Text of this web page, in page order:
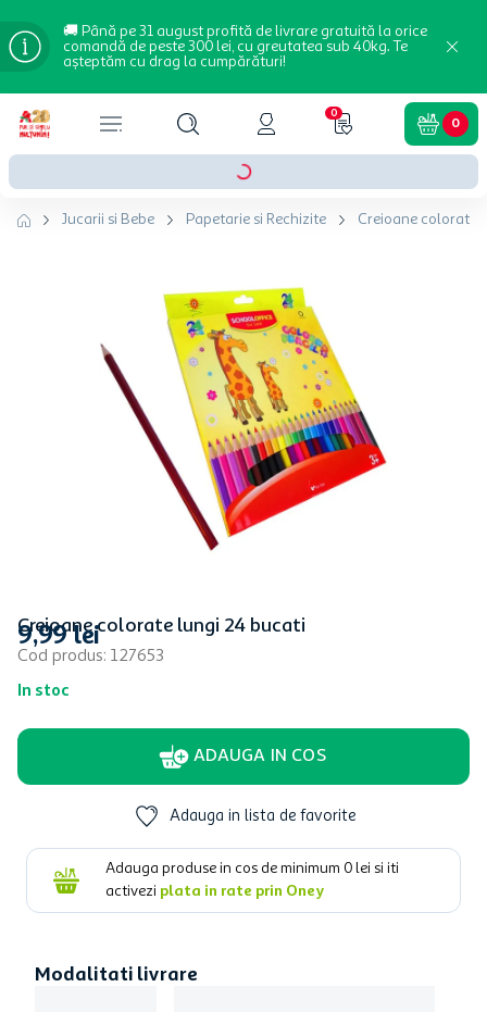
🚚 Până pe 31 august profită de livrare gratuită la orice
comandă de peste 300 lei, cu greutatea sub 40kg. Te
așteptăm cu drag la cumpărături!
0
0
Jucarii si Bebe Papetarie si Rechizite Creioane colorate
Creioane colorate lungi 24 bucati
Cod produs: 127653
In stoc
9,99 lei
ADAUGA IN COS
Adauga in lista de favorite
Adauga produse in cos de minimum 0 lei si iti
activezi plata in rate prin Oney
Modalitati livrare